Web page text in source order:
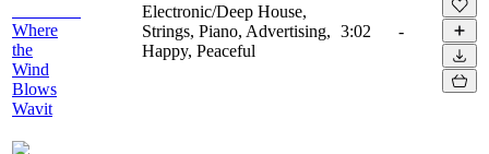
Where
the
Wind
Blows
Wavit
Electronic/Deep House,
Strings, Piano, Advertising,
Happy, Peaceful
3:02 -